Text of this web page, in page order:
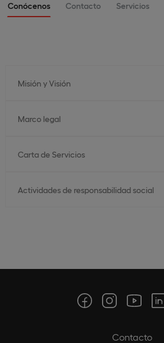
Conócenos Contacto Servicios
Misión y Visión
Marco legal
Carta de Servicios
Actividades de responsabilidad social
Contacto